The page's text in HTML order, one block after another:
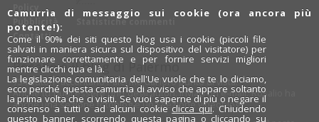
Policy
Pubblicità
Contatti
Statistiche commenti
Rosalio è il blog di Palermo
754 autoriraccontano Palermo dal loro punto di vista.
Anche tu puoi essere uno degli autori: inviaci un' e-mail. Rosalio ha
anche una sezionefotobloge una sezionevideoblog.
Camurrìa di messaggio sui cookie (ora ancora più
potente!):
Come il 90% dei siti questo blog usa i cookie (piccoli file
salvati in maniera sicura sul dispositivo del visitatore) per
funzionare correttamente e per fornire servizi migliori
mentre clicchi qua e là.
La legislazione comunitaria dell'Ue vuole che te lo diciamo,
ecco perché questa camurrìa di avviso che appare soltanto
la prima volta che ci visiti. Se vuoi saperne di più o negare il
consenso a tutti o ad alcuni cookie clicca qui. Chiudendo
questo banner, scorrendo questa pagina o cliccando su